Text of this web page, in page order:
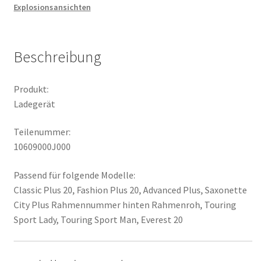
Explosionsansichten
Beschreibung
Produkt:
Ladegerät
Teilenummer:
10609000J000
Passend für folgende Modelle:
Classic Plus 20, Fashion Plus 20, Advanced Plus, Saxonette
City Plus Rahmennummer hinten Rahmenroh, Touring
Sport Lady, Touring Sport Man, Everest 20